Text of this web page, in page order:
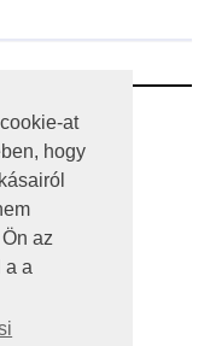
at
hogy
az
a a